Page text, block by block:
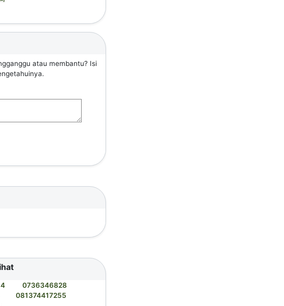
atau membantu? Isi
0736346828
081374417255